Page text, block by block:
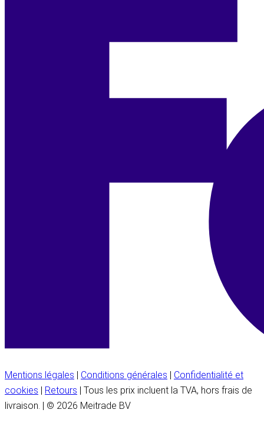
Mentions légales Conditions générales
Confidentialité et
cookies
Retours | Tous les prix incluent la TVA, hors frais de
livraison. | © 2026 Meitrade BV